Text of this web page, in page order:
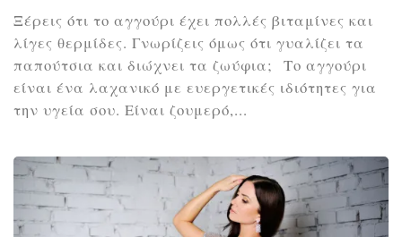
Ξέρεις ότι το αγγούρι έχει πολλές βιταμίνες και
λίγες θερμίδες. Γνωρίζεις όμως ότι γυαλίζει τα
παπούτσια και διώχνει τα ζωύφια; Το αγγούρι
είναι ένα λαχανικό με ευεργετικές ιδιότητες για
την υγεία σου. Είναι ζουμερό,...